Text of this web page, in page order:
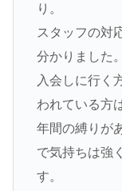
り。
スタッフの対
分かりました。
入会しに行く
われている方
年間の縛りが
で気持ちは強
す。